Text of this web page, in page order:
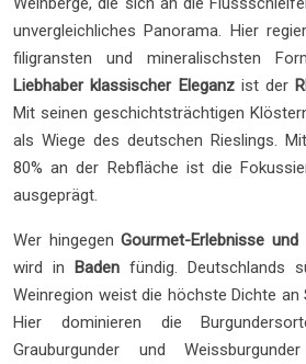
unvergleichliches Panorama. Hier
filigransten und mineralischsten
Liebhaber klassischer Eleganzist der
Mit seinen geschichtsträchtigen
als Wiege des deutschen Rieslings.
80% an der Rebfläche ist die
ausgeprägt.
Wer hingegenGourmet-Erlebnisse
wird in Baden fündig. Deutschlands
Weinregion weist die höchste Dichte
Hier dominieren die
Grauburgunder und